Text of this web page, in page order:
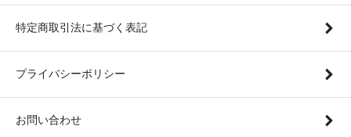
特定商取引法に基づく表記
プライバシーポリシー
お問い合わせ